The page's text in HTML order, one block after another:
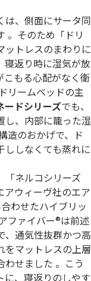
は、側面にサータ同
。そのため「ドリ
ットレスのまわりに
寝返り時に湿気が放
こもる心配がなく衛
リームベッドの主
ードシリーズでも、
し、内部に籠った湿
造のおかげで、ド
ししなくても蒸れに
「ネルコシリーズ
アウィーヴ社のエア
わせたハイブリッ
ファイバー®は前述
、通気性抜群かつ高
をマットレスの上層
わせました 。こう
に、寝返りのしやす